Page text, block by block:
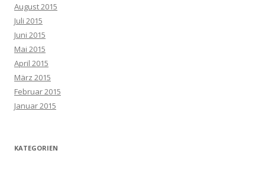
August 2015
Juli 2015
Juni 2015
Mai 2015
April 2015
März 2015
Februar 2015
Januar 2015
KATEGORIEN